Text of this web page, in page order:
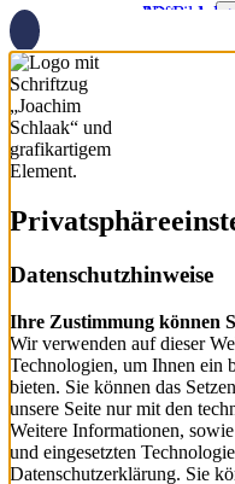
Lüftung
Ausbildung
Partner
3D-
Datenschutzhinweise
Ihre Zustimmung können
Wir verwenden auf dieser
Technologien, um Ihnen ein
bieten. Sie können das
unsere Seite nur mit den
Weitere Informationen,
und eingesetzten
Datenschutzerklärung. Sie